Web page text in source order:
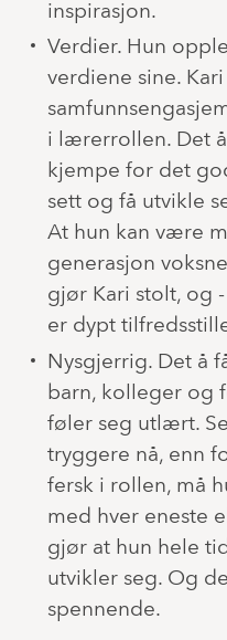
inspirasjon.
Verdier. Hun
verdiene sine.
i lærerrollen. Det
kjempe for det
sett og få utvikle
At hun kan være
generasjon
gjør Kari stolt, og
er dypt
Nysgjerrig. Det å
barn, kolleger og
føler seg utlært.
tryggere nå, enn
fersk i rollen, må
med hver eneste
gjør at hun hele
utvikler seg. Og
spennende.